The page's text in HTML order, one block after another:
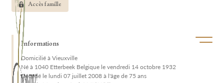
Ouvrir/
Accès famille
Informations
Domicilié à Vieuxville
Né à 1040 Etterbeek Belgique le vendredi 14 octobre 1932
Décédé le lundi 07 juillet 2008 à l'âge de 75 ans